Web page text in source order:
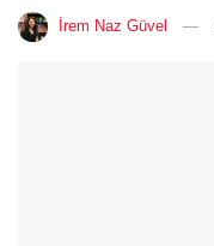
İrem Naz Güvel